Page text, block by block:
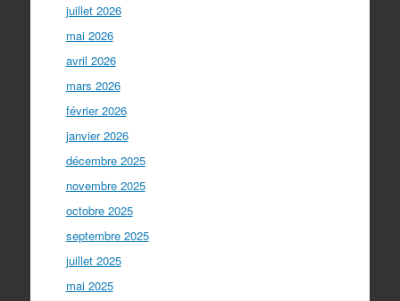
juillet 2026
mai 2026
avril 2026
mars 2026
février 2026
janvier 2026
décembre 2025
novembre 2025
octobre 2025
septembre 2025
juillet 2025
mai 2025